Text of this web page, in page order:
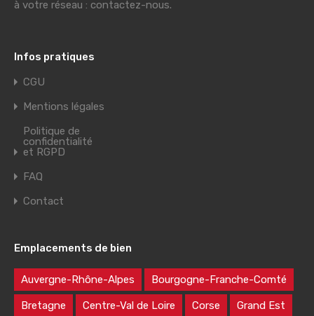
à votre réseau : contactez-nous.
Infos pratiques
CGU
Mentions légales
Politique de
confidentialité
et RGPD
FAQ
Contact
Emplacements de bien
Auvergne-Rhône-Alpes Bourgogne-Franche-Comté
Bretagne Centre-Val de Loire Corse Grand Est